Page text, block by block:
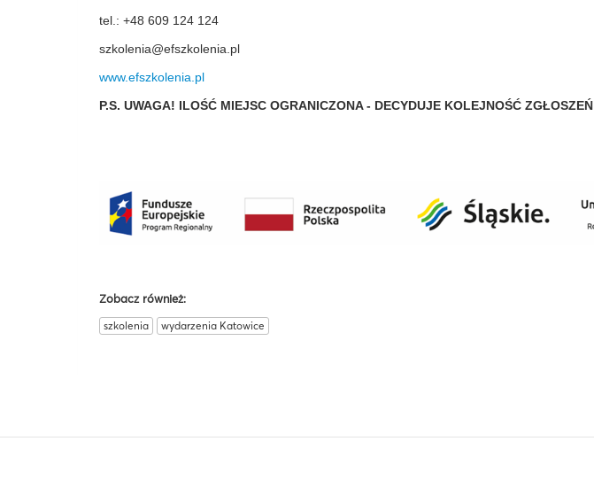
tel.: +48 609 124 124
szkolenia@efszkolenia.pl
www.efszkolenia.pl
P.S. UWAGA! ILOŚĆ MIEJSC OGRANICZONA - DECYDUJE KOLEJNOŚĆ ZGŁOSZEŃ
Zobacz również:
szkolenia wydarzenia Katowice